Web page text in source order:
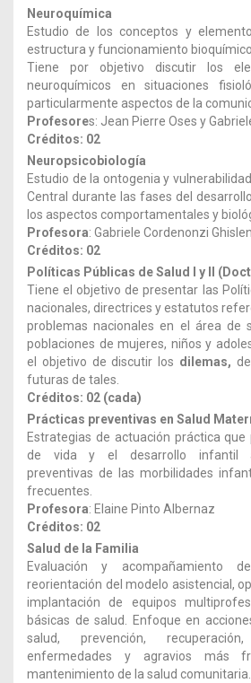
Neuroquímica
Estudio de los conceptos y
estructura y funcionamiento
Tiene por objetivo discutir los
neuroquímicos en situaciones
particularmente aspectos de la
Profesores: Jean Pierre Oses y
Créditos: 02
Neuropsicobiología
Estudio de la ontogenia y
Central durante las fases del
los aspectos comportamentales y
Profesora: Gabriele Cordenonzi
Créditos: 02
Políticas Públicas de Salud I y II
Tiene el objetivo de presentar las
nacionales, directrices y estatutos
problemas nacionales en el área de
poblaciones de mujeres, niños y
el objetivo de discutir los dilemas,
futuras de tales.
Créditos: 02 (cada)
Prácticas preventivas en Salud
Estrategias de actuación práctica que
de vida y el desarrollo infantil
preventivas de las morbilidades
frecuentes.
Profesora: Elaine Pinto Albernaz
Créditos: 02
Salud de la Familia
Evaluación y acompañamiento
reorientación del modelo asistencial,
implantación de equipos
básicas de salud. Enfoque en
salud, prevención,
enfermedades y agravios más
mantenimiento de la salud comunitaria.